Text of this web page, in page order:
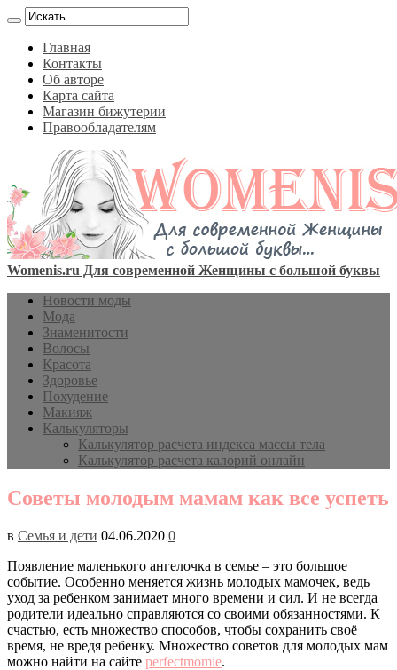
Главная
Контакты
Об авторе
Карта сайта
Магазин бижутерии
Правообладателям
Womenis.ru Для современной Женщины с большой буквы
Новости моды
Мода
Знаменитости
Волосы
Красота
Здоровье
Похудение
Макияж
Калькуляторы
Калькулятор расчета индекса массы тела
Калькулятор расчета калорий онлайн
Советы молодым мамам как все успеть
в Семья и дети 04.06.2020 0
Появление маленького ангелочка в семье – это большое
событие. Особенно меняется жизнь молодых мамочек, ведь
уход за ребенком занимает много времени и сил. И не всегда
родители идеально справляются со своими обязанностями. К
счастью, есть множество способов, чтобы сохранить своё
время, не вредя ребенку. Множество советов для молодых мам
можно найти на сайте perfectmomie.